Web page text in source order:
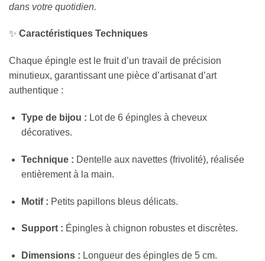
dans votre quotidien.
✨ Caractéristiques Techniques
Chaque épingle est le fruit d’un travail de précision
minutieux, garantissant une pièce d’artisanat d’art
authentique :
Type de bijou : Lot de 6 épingles à cheveux
décoratives.
Technique : Dentelle aux navettes (frivolité), réalisée
entièrement à la main.
Motif : Petits papillons bleus délicats.
Support : Épingles à chignon robustes et discrètes.
Dimensions : Longueur des épingles de 5 cm.